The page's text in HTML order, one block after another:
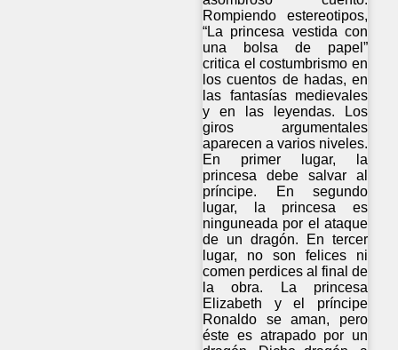
Rompiendo estereotipos,
“La princesa vestida con
una bolsa de papel”
critica el costumbrismo en
los cuentos de hadas, en
las fantasías medievales
y en las leyendas. Los
giros argumentales
aparecen a varios niveles.
En primer lugar, la
princesa debe salvar al
príncipe. En segundo
lugar, la princesa es
ninguneada por el ataque
de un dragón. En tercer
lugar, no son felices ni
comen perdices al final de
la obra. La princesa
Elizabeth y el príncipe
Ronaldo se aman, pero
éste es atrapado por un